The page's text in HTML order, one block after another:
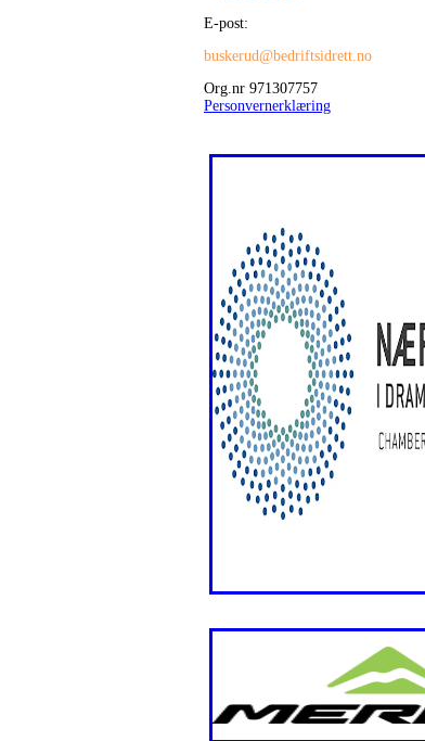
E-post:
buskerud@bedriftsidrett.no
Org.nr 971307757
Personvernerklæring